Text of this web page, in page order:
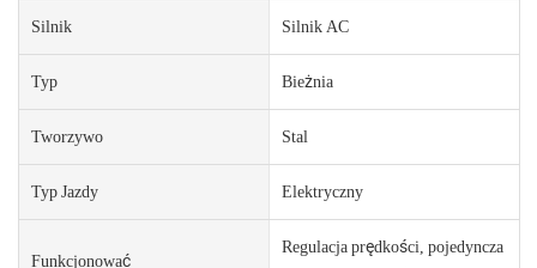
Silnik Silnik AC
Typ Bieżnia
Tworzywo Stal
Typ Jazdy Elektryczny
Funkcjonować
Regulacja prędkości, pojedyncza